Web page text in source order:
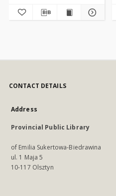
CONTACT DETAILS
Address
Provincial Public Library
of Emilia Sukertowa-Biedrawina
ul. 1 Maja 5
10-117 Olsztyn